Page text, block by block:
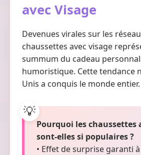
avec Visage
Devenues virales sur les
chaussettes avec visage
summum du cadeau
humoristique. Cette tendance
Unis a conquis le monde entier.
Pourquoi les chaussettes
sont-elles si populaires ?
• Effet de surprise garanti